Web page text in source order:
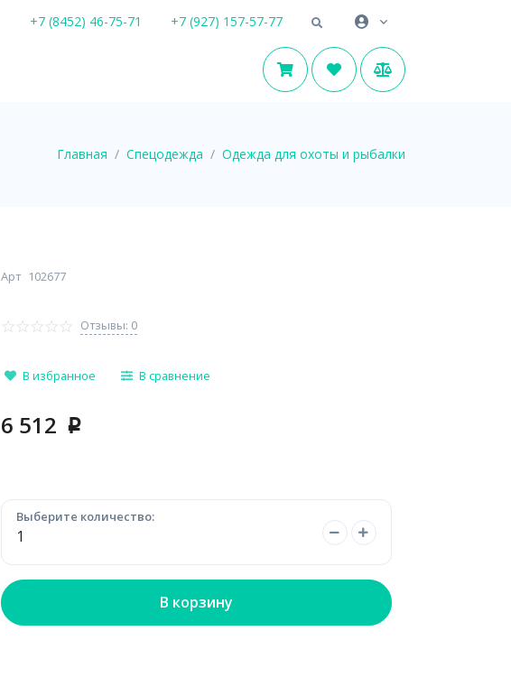
+7 (8452) 46-75-71 +7 (927) 157-57-77
Главная Спецодежда Одежда для охоты и рыбалки
Арт 102677
Отзывы: 0
В избранное В сравнение
6 512 p
Выберите количество:
В корзину